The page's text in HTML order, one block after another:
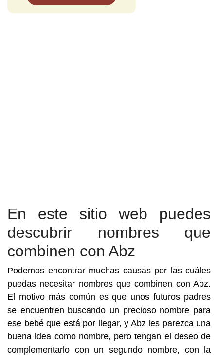
En este sitio web puedes
descubrir nombres que
combinen con Abz
Podemos encontrar muchas causas por las cuáles
puedas necesitar nombres que combinen con Abz.
El motivo más común es que unos futuros padres
se encuentren buscando un precioso nombre para
ese bebé que está por llegar, y Abz les parezca una
buena idea como nombre, pero tengan el deseo de
complementarlo con un segundo nombre, con la